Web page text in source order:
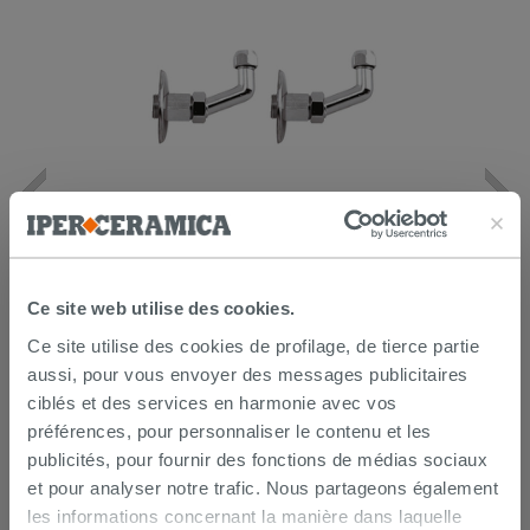
Ce site web utilise des cookies.
Ce site utilise des cookies de profilage, de tierce partie
aussi, pour vous envoyer des messages publicitaires
ciblés et des services en harmonie avec vos
préférences, pour personnaliser le contenu et les
publicités, pour fournir des fonctions de médias sociaux
et pour analyser notre trafic. Nous partageons également
les informations concernant la manière dans laquelle
Lot de 2 coudes sous lavabo 45° laiton
14,90 € /PC
AJOUTER AU PANIER